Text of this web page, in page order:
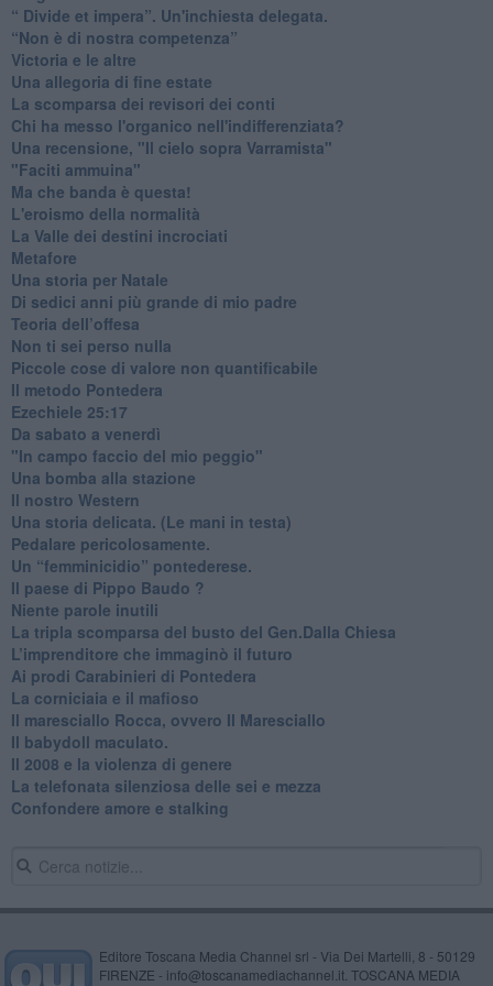
​“ Divide et impera”. Un'inchiesta delegata.
“Non è di nostra competenza”
​Victoria e le altre
Una allegoria di fine estate
La scomparsa dei revisori dei conti
Chi ha messo l'organico nell'indifferenziata?
Una recensione, "Il cielo sopra Varramista"
​"Faciti ammuina"
Ma che banda è questa!
L'eroismo della normalità
​La Valle dei destini incrociati
Metafore
​Una storia per Natale
​Di sedici anni più grande di mio padre
Teoria dell’offesa
​Non ti sei perso nulla
​Piccole cose di valore non quantificabile
​Il metodo Pontedera
​Ezechiele 25:17
Da sabato a venerdì
"In campo faccio del mio peggio"
Una bomba alla stazione
Il nostro Western
Una storia delicata. (Le mani in testa)
Pedalare pericolosamente.
Un “femminicidio” pontederese.
Il paese di Pippo Baudo ?
Niente parole inutili
La tripla scomparsa del busto del Gen.Dalla Chiesa
​L’imprenditore che immaginò il futuro
Ai prodi Carabinieri di Pontedera
​La corniciaia e il mafioso
Il maresciallo Rocca, ovvero Il Maresciallo
​Il babydoll maculato.
​Il 2008 e la violenza di genere
La telefonata silenziosa delle sei e mezza
​Confondere amore e stalking
Editore Toscana Media Channel srl - Via Dei Martelli, 8 - 50129
FIRENZE - info@toscanamediachannel.it. TOSCANA MEDIA